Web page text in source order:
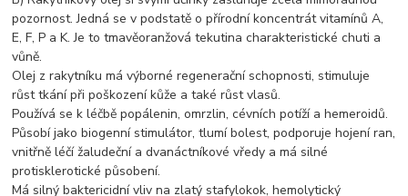
pozornost. Jedná se v podstatě o přírodní koncentrát vitamínů A,
E, F, P a K. Je to tmavěoranžová tekutina charakteristické chuti a
vůně.
Olej z rakytníku má výborné regenerační schopnosti, stimuluje
růst tkání při poškození kůže a také růst vlasů.
Používá se k léčbě popálenin, omrzlin, cévních potíží a hemeroidů.
Působí jako biogenní stimulátor, tlumí bolest, podporuje hojení ran,
vnitřně léčí žaludeční a dvanáctníkové vředy a má silné
protisklerotické působení.
Má silný baktericidní vliv na zlatý stafylokok, hemolytický